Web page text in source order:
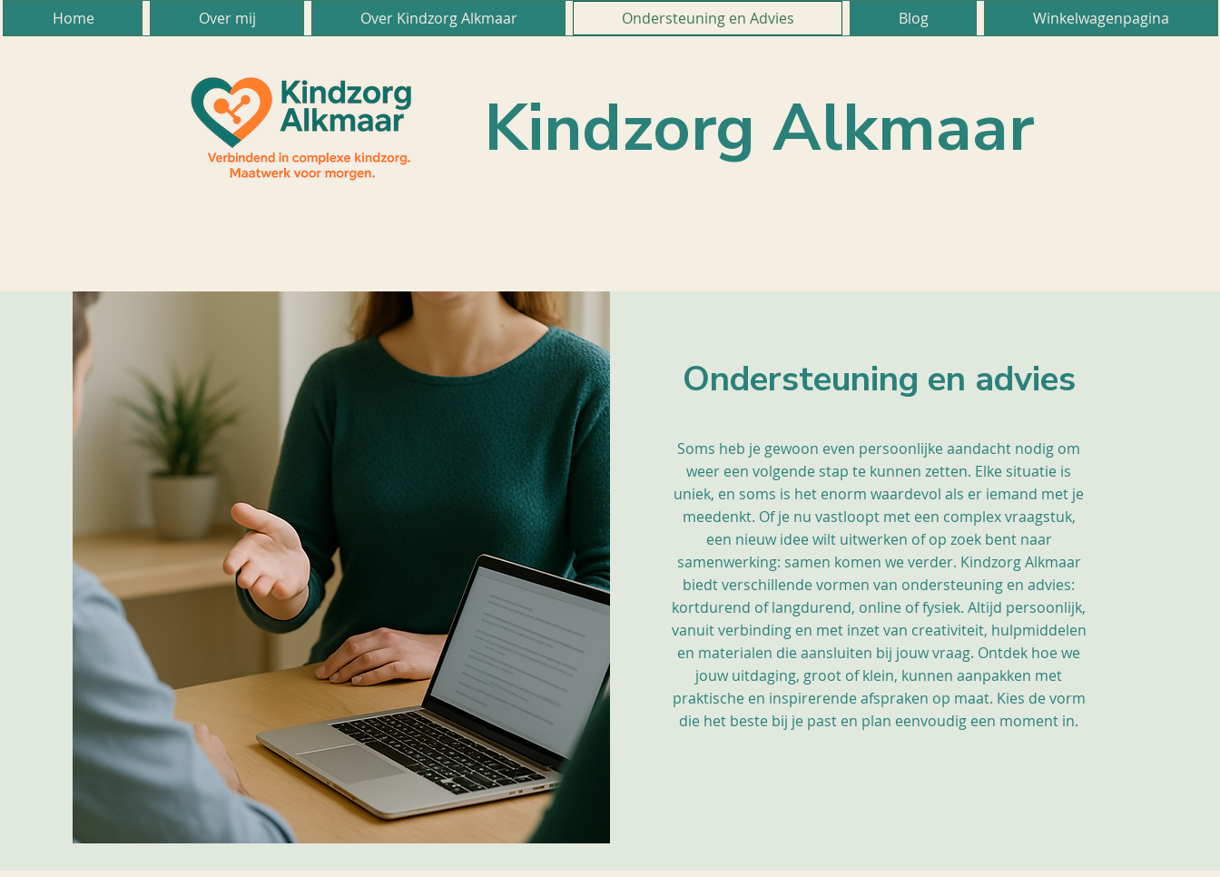
Kindzorg Alkmaar
Home Over mij Over Kindzorg Alkmaar Ondersteuning en Advies Blog Winkelwagenpagina
Ondersteuning en advies
Soms heb je gewoon even persoonlijke aandacht nodig om
weer een volgende stap te kunnen zetten. Elke situatie is
uniek, en soms is het enorm waardevol als er iemand met je
meedenkt. Of je nu vastloopt met een complex vraagstuk,
een nieuw idee wilt uitwerken of op zoek bent naar
samenwerking: samen komen we verder. Kindzorg Alkmaar
biedt verschillende vormen van ondersteuning en advies:
kortdurend of langdurend, online of fysiek. Altijd persoonlijk,
vanuit verbinding en met inzet van creativiteit, hulpmiddelen
en materialen die aansluiten bij jouw vraag. Ontdek hoe we
jouw uitdaging, groot of klein, kunnen aanpakken met
praktische en inspirerende afspraken op maat. Kies de vorm
die het beste bij je past en plan eenvoudig een moment in.